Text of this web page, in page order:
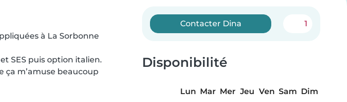
à La Sorbonne
SES puis option italien.
ça m’amuse beaucoup
Contacter Dina 1
Disponibilité
Lun Mar Mer Jeu Ven Sam Dim